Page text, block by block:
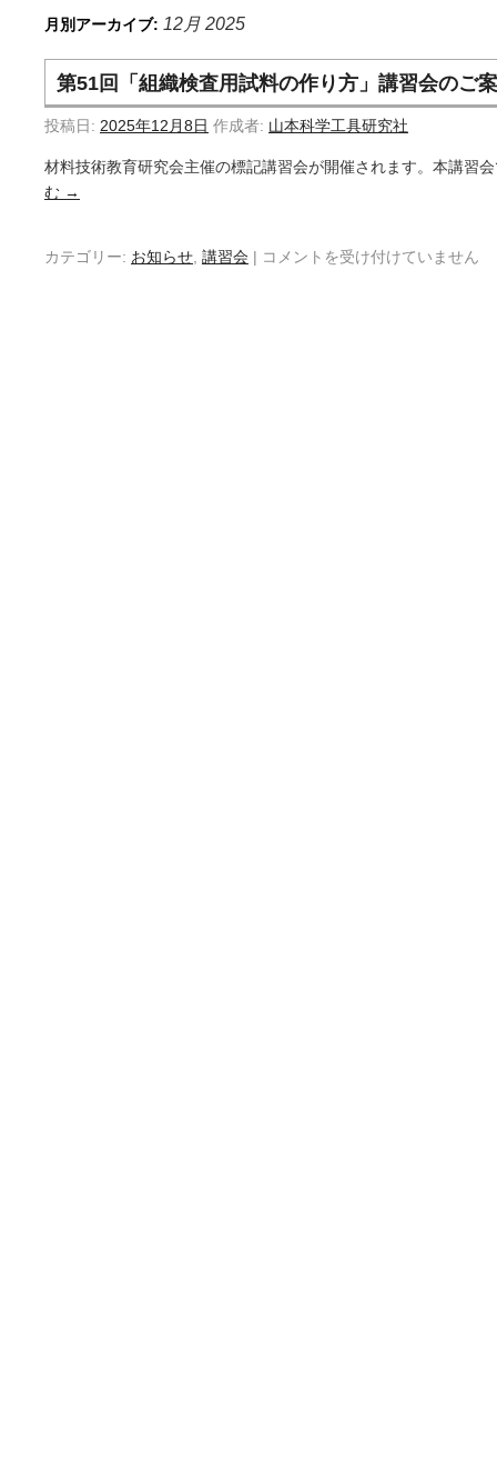
月別アーカイブ: 12月 2025
第51回「組織検査用試料の作り方」講習会のご
投稿日: 2025年12月8日 作成者: 山本科学工具研究社
材料技術教育研究会主催の標記講習会が開催されます。本講習
む →
カテゴリー: お知らせ 講習会 | コメントを受け付けていません